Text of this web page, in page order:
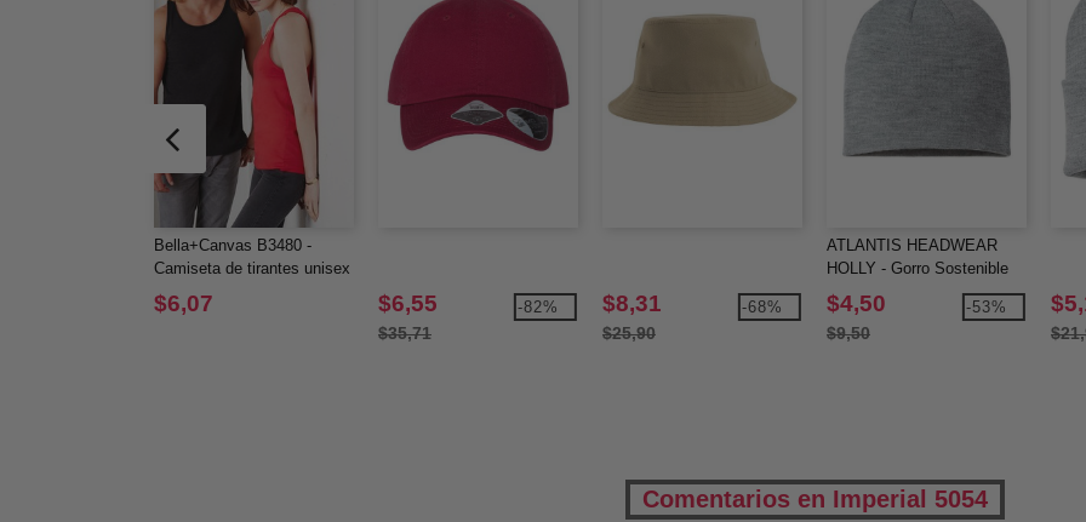
Bella+Canvas B3480 -
Camiseta de tirantes unisex
$6,07 $6,55
$35,71
-82% $8,31
$25,90
-68%
ATLANTIS HEADWEAR
HOLLY - Gorro Sostenible
$4,50
$9,50
-53%
Comentarios en Imperial 5054